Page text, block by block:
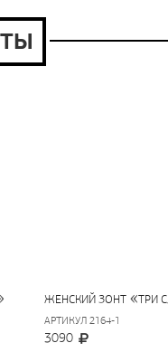
ЖЕНСКИЙ ЗОНТ «ТРИ
АРТИКУЛ 2164-1
3090